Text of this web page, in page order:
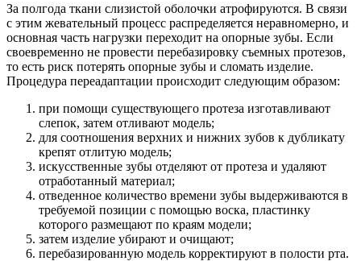
За полгода ткани слизистой оболочки атрофируются. В связи
с этим жевательный процесс распределяется неравномерно, и
основная часть нагрузки переходит на опорные зубы. Если
своевременно не провести перебазировку съемных протезов,
то есть риск потерять опорные зубы и сломать изделие.
Процедура переадаптации происходит следующим образом:
при помощи существующего протеза изготавливают
слепок, затем отливают модель;
для соотношения верхних и нижних зубов к дубликату
крепят отлитую модель;
искусственные зубы отделяют от протеза и удаляют
отработанный материал;
отведенное количество времени зубы выдерживаются в
требуемой позиции с помощью воска, пластинку
которого размещают по краям модели;
затем изделие убирают и очищают;
перебазированную модель корректируют в полости рта.